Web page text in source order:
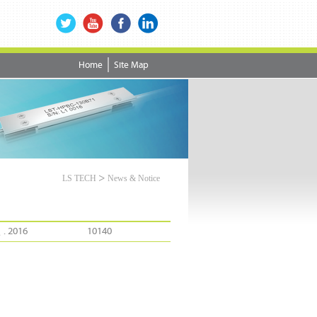
Home Site Map
LS TECH > News & Notice
. 2016 10140